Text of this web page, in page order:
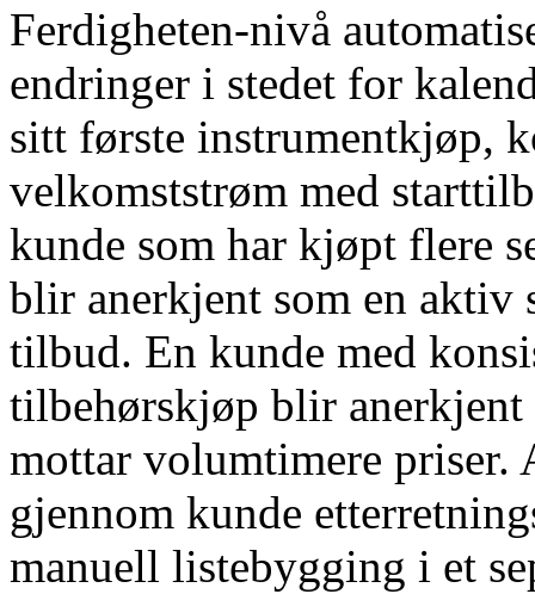
Ferdigheten-nivå
endringer i stedet for
sitt første instrumentkjøp,
velkomststrøm med
kunde som har kjøpt flere
blir anerkjent som en
tilbud. En kunde med
tilbehørskjøp blir anerkjent
mottar volumtimere priser.
gjennom kunde
manuell listebygging i et